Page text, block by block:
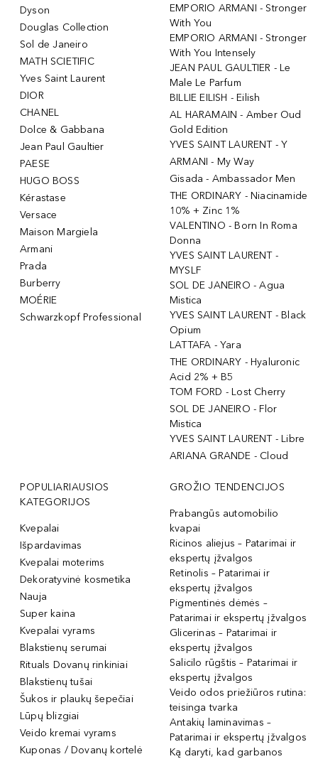
Dyson
Douglas Collection
Sol de Janeiro
MATH SCIETIFIC
Yves Saint Laurent
DIOR
CHANEL
Dolce & Gabbana
Jean Paul Gaultier
PAESE
HUGO BOSS
Kérastase
Versace
Maison Margiela
Armani
Prada
Burberry
MOÉRIE
Schwarzkopf Professional
EMPORIO ARMANI - Stronger
With You
EMPORIO ARMANI - Stronger
With You Intensely
JEAN PAUL GAULTIER - Le
Male Le Parfum
BILLIE EILISH - Eilish
AL HARAMAIN - Amber Oud
Gold Edition
YVES SAINT LAURENT - Y
ARMANI - My Way
Gisada - Ambassador Men
THE ORDINARY - Niacinamide
10% + Zinc 1%
VALENTINO - Born In Roma
Donna
YVES SAINT LAURENT -
MYSLF
SOL DE JANEIRO - Agua
Mistica
YVES SAINT LAURENT - Black
Opium
LATTAFA - Yara
THE ORDINARY - Hyaluronic
Acid 2% + B5
TOM FORD - Lost Cherry
SOL DE JANEIRO - Flor
Mistica
YVES SAINT LAURENT - Libre
ARIANA GRANDE - Cloud
POPULIARIAUSIOS
KATEGORIJOS
Kvepalai
Išpardavimas
Kvepalai moterims
Dekoratyvinė kosmetika
Nauja
Super kaina
Kvepalai vyrams
Blakstienų serumai
Rituals Dovanų rinkiniai
Blakstienų tušai
Šukos ir plaukų šepečiai
Lūpų blizgiai
Veido kremai vyrams
Kuponas / Dovanų kortelė
GROŽIO TENDENCIJOS
Prabangūs automobilio
kvapai
Ricinos aliejus – Patarimai ir
ekspertų įžvalgos
Retinolis – Patarimai ir
ekspertų įžvalgos
Pigmentinės dėmės –
Patarimai ir ekspertų įžvalgos
Glicerinas – Patarimai ir
ekspertų įžvalgos
Salicilo rūgštis – Patarimai ir
ekspertų įžvalgos
Veido odos priežiūros rutina:
teisinga tvarka
Antakių laminavimas –
Patarimai ir ekspertų įžvalgos
Ką daryti, kad garbanos